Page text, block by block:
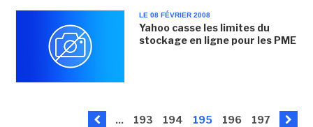
LE 08 FÉVRIER 2008
Yahoo casse les limites du
stockage en ligne pour les PME
... 193 194 195 196
197